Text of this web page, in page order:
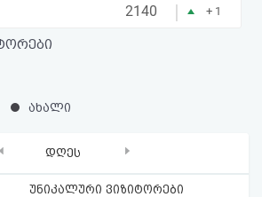
2140 | + 1
ახალი
დღეს
უნიკალური ვიზიტორები
‹ ›